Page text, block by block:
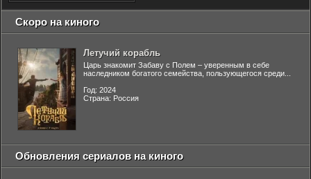
Скоро на киного
Летучий корабль
Царь знакомит Забаву с Полем – уверенным в себе
наследником богатого семейства, пользующегося среди...
Год: 2024
Страна: Россия
Обновления сериалов на киного